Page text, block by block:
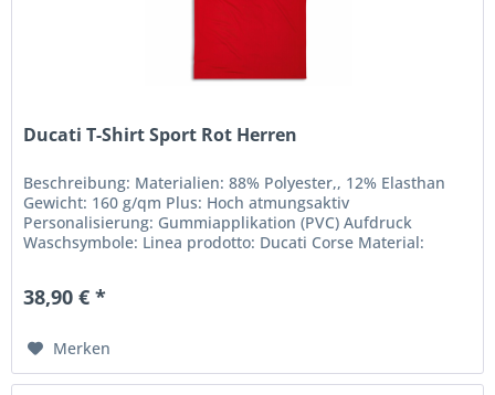
Ducati T-Shirt Sport Rot Herren
Beschreibung: Materialien: 88% Polyester,, 12% Elasthan
Gewicht: 160 g/qm Plus: Hoch atmungsaktiv
Personalisierung: Gummiapplikation (PVC) Aufdruck
Waschsymbole: Linea prodotto: Ducati Corse Material:
38,90 € *
Merken